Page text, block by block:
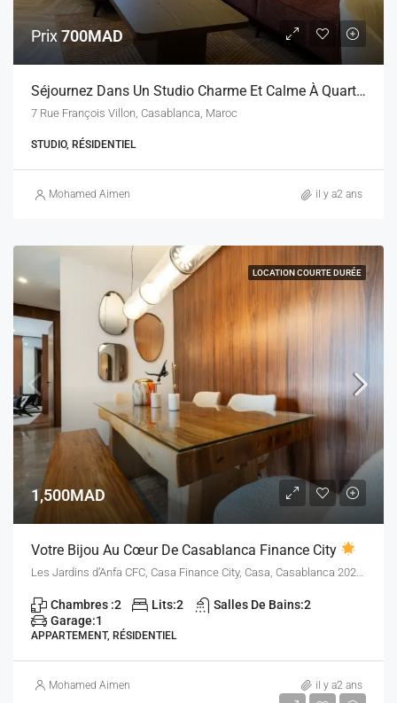
Prix700MAD
Séjournez Dans Un Studio Charme Et Calme À Quartier Riviera
7 Rue François Villon, Casablanca, Maroc
STUDIO, RÉSIDENTIEL
Mohamed Aimen il y a2 ans
LOCATION COURTE DURÉE
1,500MAD
Votre Bijou Au Cœur De Casablanca Finance City
Chambres :2 Lits:2 Salles De Bains:2
Garage:1
APPARTEMENT, RÉSIDENTIEL
Mohamed Aimen il y a2 ans